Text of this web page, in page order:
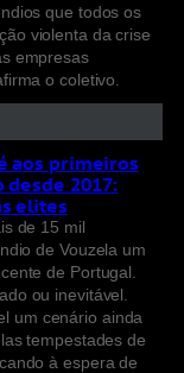
que todos os
violenta da crise
empresas
o coletivo.
aos primeiros
2017:
elites
de 15 mil
de Vouzela um
de Portugal.
ou inevitável.
um cenário ainda
tempestades de
à espera de